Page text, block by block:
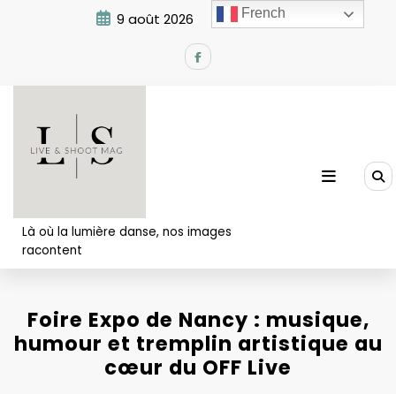
9 août 2026 7:14:02 AM
Là où la lumière danse, nos images
racontent
Foire Expo de Nancy : musique,
humour et tremplin artistique au
cœur du OFF Live
French